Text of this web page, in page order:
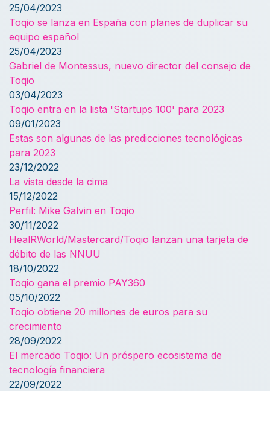
25/04/2023
Toqio se lanza en España con planes de duplicar su
equipo español
25/04/2023
Gabriel de Montessus, nuevo director del consejo de
Toqio
03/04/2023
Toqio entra en la lista 'Startups 100' para 2023
09/01/2023
Estas son algunas de las predicciones tecnológicas
para 2023
23/12/2022
La vista desde la cima
15/12/2022
Perfil: Mike Galvin en Toqio
30/11/2022
HealRWorld/Mastercard/Toqio lanzan una tarjeta de
débito de las NNUU
18/10/2022
Toqio gana el premio PAY360
05/10/2022
Toqio obtiene 20 millones de euros para su
crecimiento
28/09/2022
El mercado Toqio: Un próspero ecosistema de
tecnología financiera
22/09/2022